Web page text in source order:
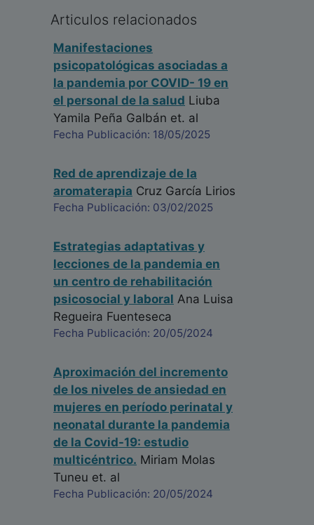
Articulos relacionados
Manifestaciones
psicopatológicas asociadas a
la pandemia por COVID- 19 en
el personal de la salud Liuba
Yamila Peña Galbán et. al
Fecha Publicación: 18/05/2025
Red de aprendizaje de la
aromaterapia Cruz García Lirios
Fecha Publicación: 03/02/2025
Estrategias adaptativas y
lecciones de la pandemia en
un centro de rehabilitación
psicosocial y laboral Ana Luisa
Regueira Fuenteseca
Fecha Publicación: 20/05/2024
Aproximación del incremento
de los niveles de ansiedad en
mujeres en período perinatal y
neonatal durante la pandemia
de la Covid-19: estudio
multicéntrico. Miriam Molas
Tuneu et. al
Fecha Publicación: 20/05/2024